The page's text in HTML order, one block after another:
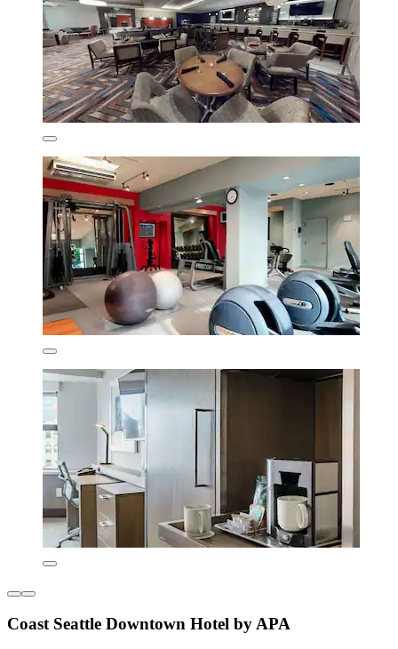
Coast Seattle Downtown Hotel by APA